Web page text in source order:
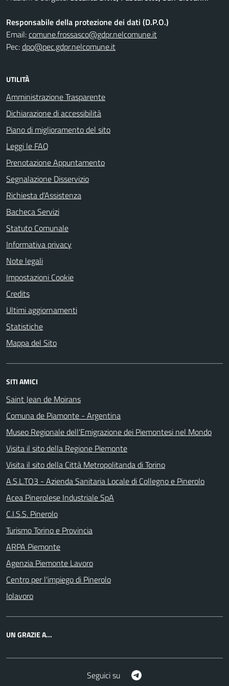
Responsabile della protezione dei dati (D.P.O.)
Email:comune.frossasco@gdpr.nelcomune.it
Pec:dpo@pec.gdpr.nelcomune.it
UTILITÀ
Amministrazione Trasparente
Dichiarazione di accessibilità
Piano di miglioramento del sito
Leggi le FAQ
Prenotazione Appuntamento
Segnalazione Disservizio
Richiesta d'Assistenza
Bacheca Servizi
Statuto Comunale
Informativa privacy
Note legali
Impostazioni Cookie
Credits
Ultimi aggiornamenti
Statistiche
Mappa del Sito
SITI AMICI
Saint Jean de Moirans
Comuna de Piamonte - Argentina
Museo Regionale dell'Emigrazione dei Piemontesi nel Mondo
Visita il sito della Regione Piemonte
Visita il sito della Città Metropolitanda di Torino
A.S.L.TO3 - Azienda Sanitaria Locale di Collegno e Pinerolo
Acea Pinerolese Industriale SpA
C.I.S.S. Pinerolo
Turismo Torino e Provincia
ARPA Piemonte
Agenzia Piemonte Lavoro
Centro per l'impiego di Pinerolo
Iolavoro
UN GRAZIE A...
Seguici su